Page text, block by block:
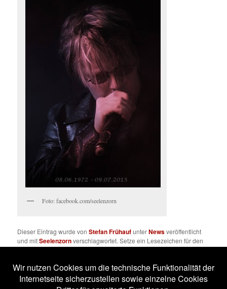
Foto: facebook.com/seelenzorn
Dieser Eintrag wurde vonStefan FrühaufunterNewsveröffentlicht
und mitSeelenzornverschlagwortet. Setze ein Lesezeichen für den
Permalink.
Impressum